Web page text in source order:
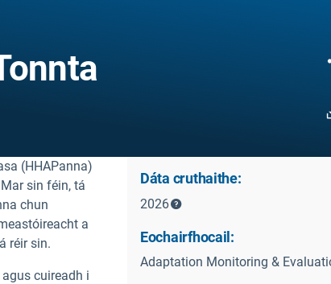
(HHAPanna)
sin féin, tá
chun
a
réir sin.
agus cuireadh i
Dáta cruthaithe:
2026
Eochairfhocail:
Adaptation Monitoring &